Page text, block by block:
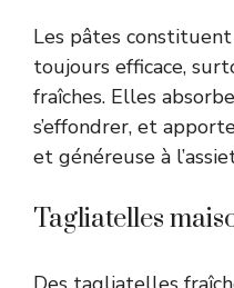
Les pâtes
toujours efficace,
fraîches. Elles
s’effondrer, et
et généreuse à
Tagliatelles